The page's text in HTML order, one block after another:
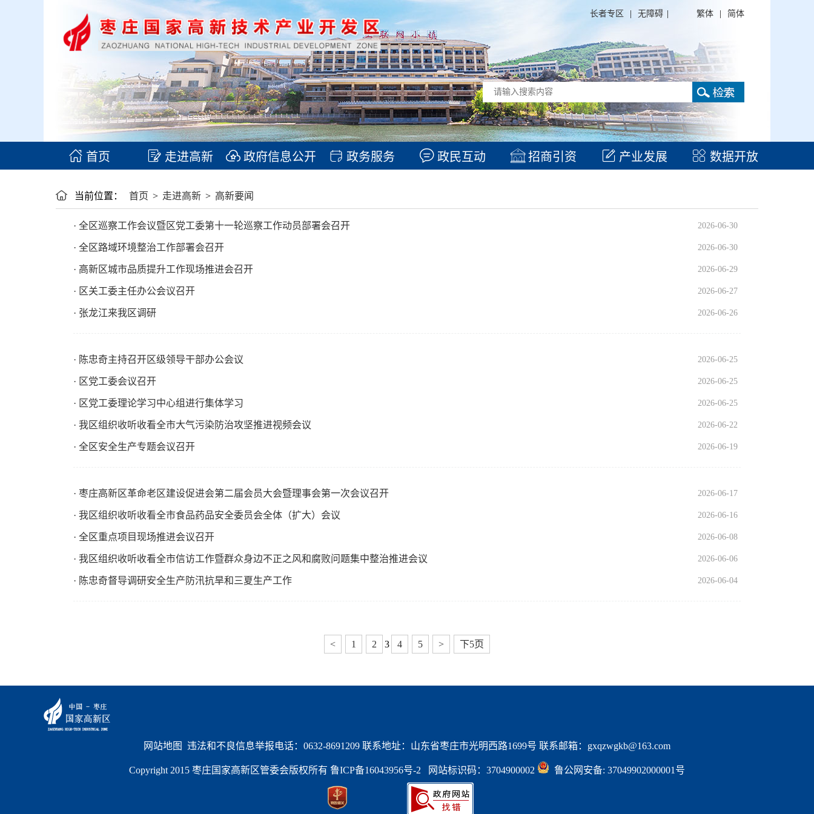
繁体 简体
长者专区 无障碍
首页 走进高新 政府信息公开 政务服务 政民互动 招商引资 产业发展 数据开放
当前位置： 首页 > 走进高新 > 高新要闻
· 全区巡察工作会议暨区党工委第十一轮巡察工作动员部署会召开 2026-06-30
· 全区路域环境整治工作部署会召开 2026-06-30
· 高新区城市品质提升工作现场推进会召开 2026-06-29
· 区关工委主任办公会议召开 2026-06-27
· 张龙江来我区调研 2026-06-26
· 陈忠奇主持召开区级领导干部办公会议 2026-06-25
· 区党工委会议召开 2026-06-25
· 区党工委理论学习中心组进行集体学习 2026-06-25
· 我区组织收听收看全市大气污染防治攻坚推进视频会议 2026-06-22
· 全区安全生产专题会议召开 2026-06-19
· 枣庄高新区革命老区建设促进会第二届会员大会暨理事会第一次会议召开 2026-06-17
· 我区组织收听收看全市食品药品安全委员会全体（扩大）会议 2026-06-16
· 全区重点项目现场推进会议召开 2026-06-08
· 我区组织收听收看全市信访工作暨群众身边不正之风和腐败问题集中整治推进会议 2026-06-06
· 陈忠奇督导调研安全生产防汛抗旱和三夏生产工作 2026-06-04
< 1 2 3 4 5 > 下5页
网站地图
  违法和不良信息举报电话：0632-8691209 联系地址：山东省枣庄市光明西路1699号 联系邮箱：gxqzwgkb@163.com
Copyright 2015 枣庄国家高新区管委会版权所有 鲁ICP备16043956号-2 网站标识码：3704900002
  鲁公网安备: 37049902000001号